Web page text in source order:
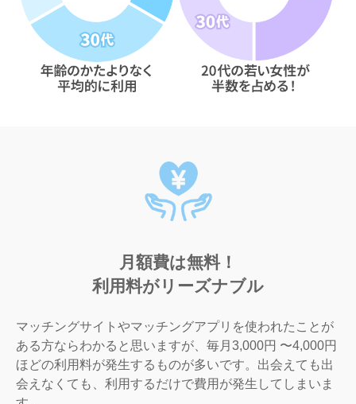
月額費は無料！
利用料がリーズナブル
マッチングサイトやマッチングアプリを使われたことが
ある方ならわかると思いますが、毎月3,000円 〜4,000円
ほどの利用料が発生するものが多いです。出会えても出
会えなくても、利用するだけで費用が発生してしまいま